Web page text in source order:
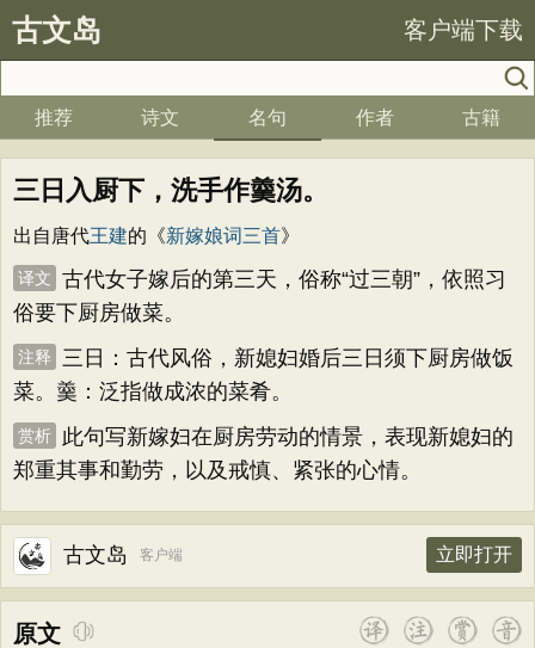
古文岛 客户端下载
推荐 诗文 名句 作者 古籍
三日入厨下，洗手作羹汤。
出自唐代王建的《新嫁娘词三首》
译文
古代女子嫁后的第三天，俗称“过三朝”，依照习
俗要下厨房做菜。
注释
三日：古代风俗，新媳妇婚后三日须下厨房做饭
菜。羹：泛指做成浓的菜肴。
赏析
此句写新嫁妇在厨房劳动的情景，表现新媳妇的
郑重其事和勤劳，以及戒慎、紧张的心情。
古文岛 客户端 立即打开
原文